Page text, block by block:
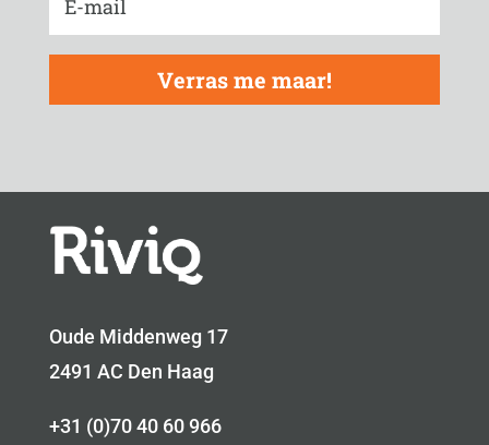
Verras me maar!
Oude Middenweg 17
2491 AC Den Haag
+31 (0)70 40 60 966